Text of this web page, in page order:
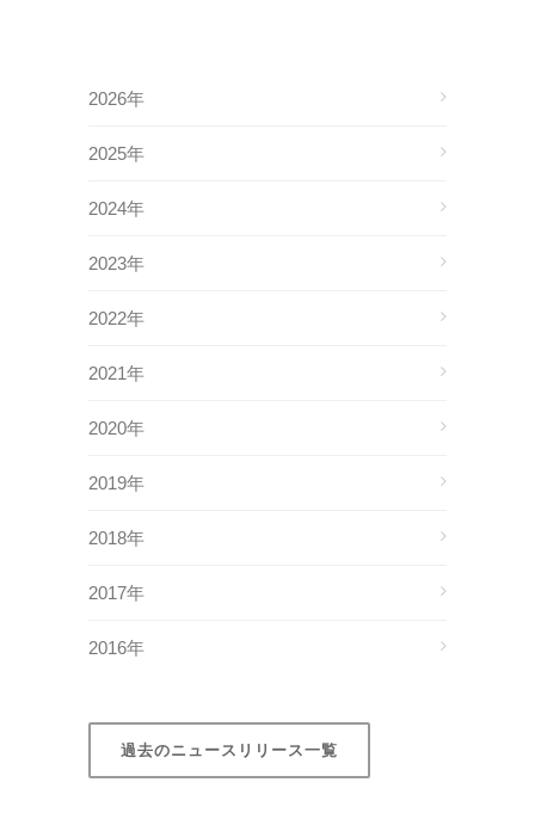
2026年
2025年
2024年
2023年
2022年
2021年
2020年
2019年
2018年
2017年
2016年
過去のニュースリリース一覧